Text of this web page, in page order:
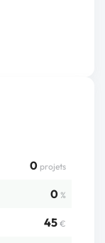
0 projets
0 %
45 €